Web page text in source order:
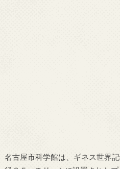
名古屋市科学館は、ギネス世界